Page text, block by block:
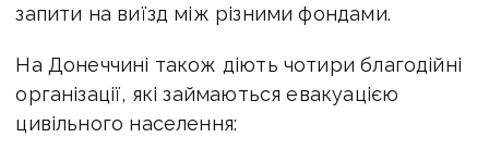
запити на виїзд між різними фондами.
На Донеччині також діють чотири благодійні
організації, які займаються евакуацією
цивільного населення: